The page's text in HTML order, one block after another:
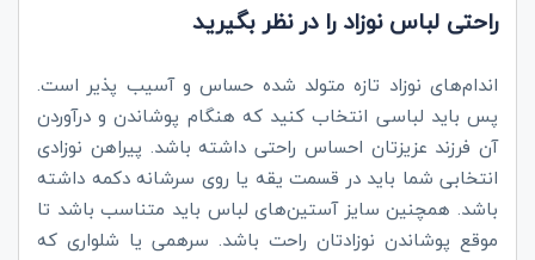
راحتی لباس نوزاد را در نظر بگیرید
اندام‌های نوزاد تازه متولد شده حساس و آسیب پذیر است.
پس باید لباسی انتخاب کنید که هنگام پوشاندن و درآوردن
آن فرزند عزیزتان احساس راحتی داشته باشد. پیراهن نوزادی
انتخابی شما باید در قسمت یقه یا روی سرشانه دکمه داشته
باشد. همچنین سایز آستین‌های لباس باید متناسب باشد تا
موقع پوشاندن نوزادتان راحت باشد. سرهمی یا شلواری که